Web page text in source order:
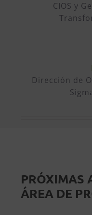
CIOS y
Dirección de
PRÓXIMAS
ÁREA DE